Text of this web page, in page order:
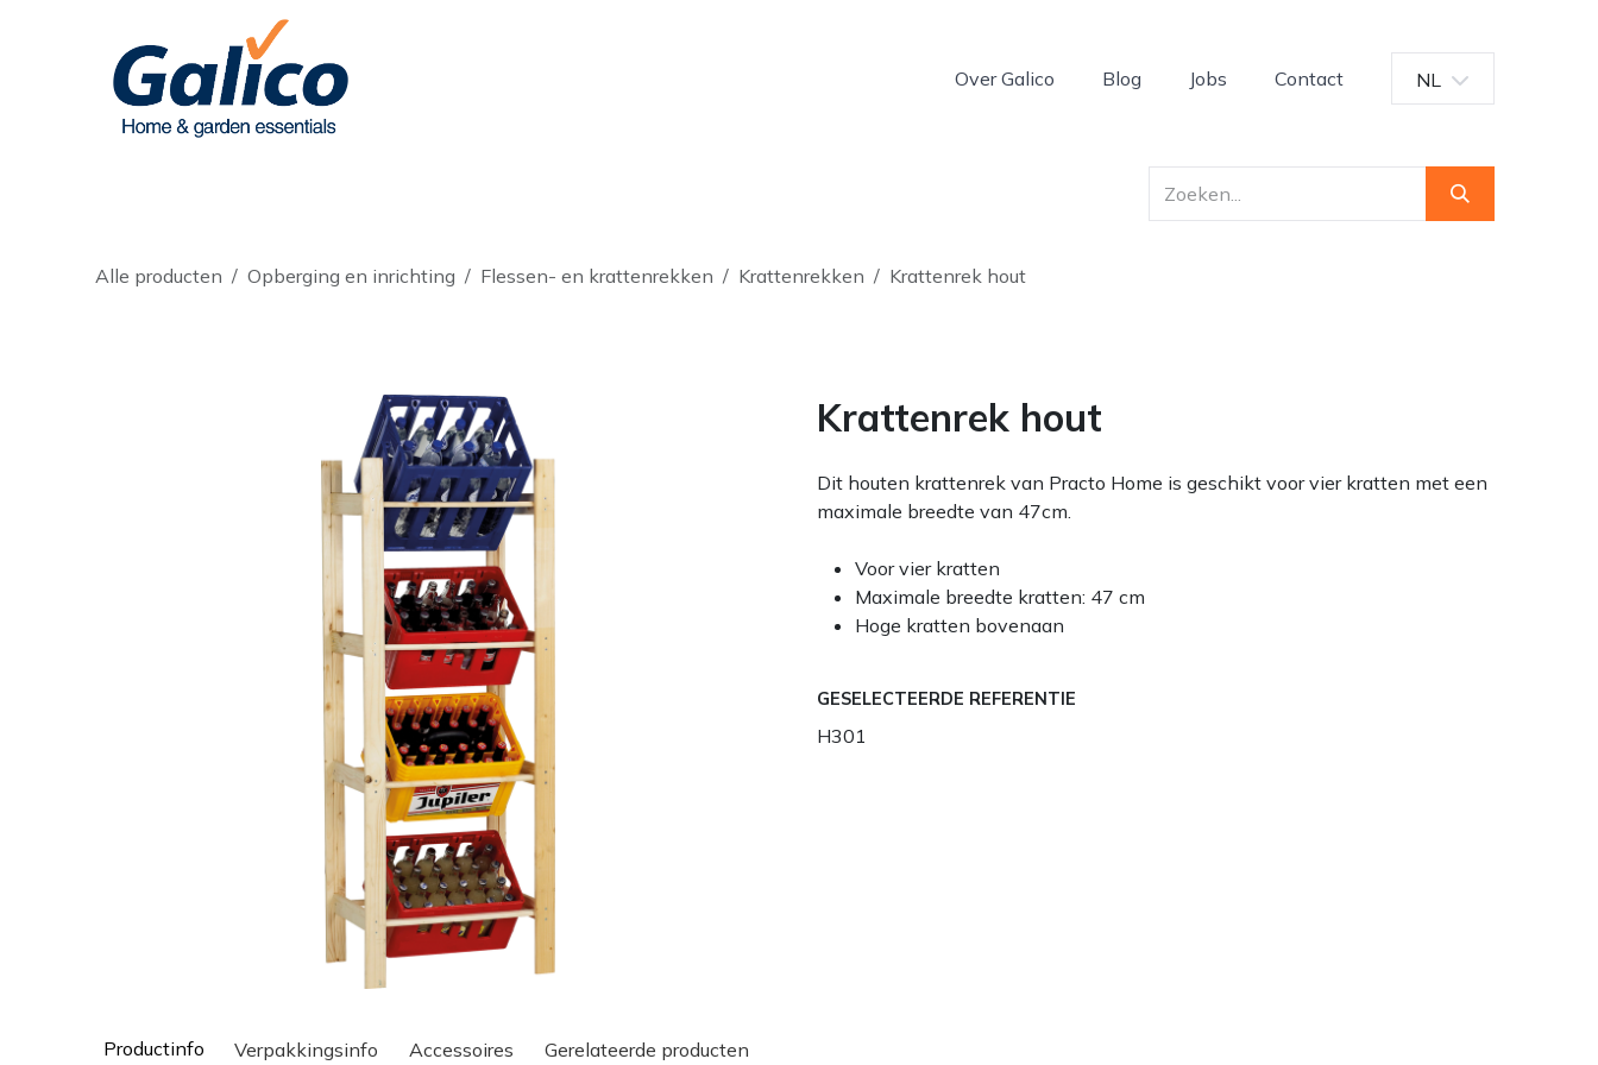
Over Galico Blog Jobs Contact NL
Alle producten Opberging en inrichting Flessen- en krattenrekken Krattenrekken Krattenrek hout
Krattenrek hout
Dit houten krattenrek van Practo Home is geschikt voor vier kratten met een
maximale breedte van 47cm.
Voor vier kratten
Maximale breedte kratten: 47 cm
Hoge kratten bovenaan
GESELECTEERDE REFERENTIE
H301
Productinfo Verpakkingsinfo Accessoires Gerelateerde producten